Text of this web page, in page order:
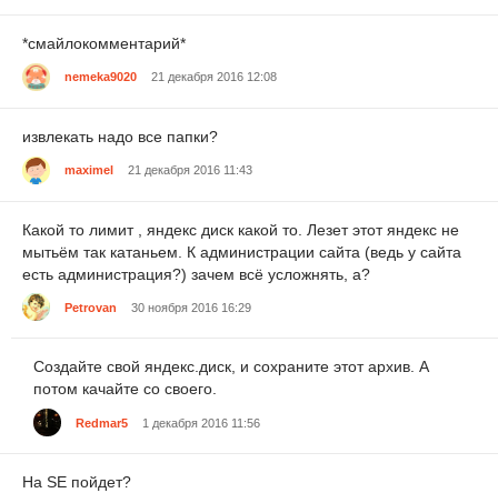
*смайлокомментарий*
nemeka9020 21 декабря 2016 12:08
извлекать надо все папки?
maximel 21 декабря 2016 11:43
Какой то лимит , яндекс диск какой то. Лезет этот яндекс не
мытьём так катаньем. К администрации сайта (ведь у сайта
есть администрация?) зачем всё усложнять, а?
Petrovan 30 ноября 2016 16:29
Создайте свой яндекс.диск, и сохраните этот архив. А
потом качайте со своего.
Redmar5 1 декабря 2016 11:56
На SE пойдет?